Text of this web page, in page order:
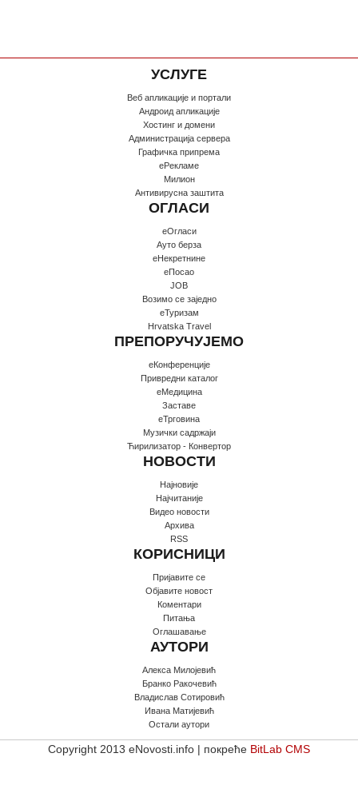
УСЛУГЕ
Веб апликације и портали
Андроид апликације
Хостинг и домени
Администрација сервера
Графичка припрема
еРекламе
Милион
Антивирусна заштита
ОГЛАСИ
еОгласи
Ауто берза
еНекретнине
еПосао
JOB
Возимо се заједно
еТуризам
Hrvatska Travel
ПРЕПОРУЧУЈЕМО
еКонференције
Привредни каталог
еМедицина
Заставе
еТрговина
Музички садржаји
Ћирилизатор - Конвертор
НОВОСТИ
Најновије
Најчитаније
Видео новости
Архива
RSS
КОРИСНИЦИ
Пријавите се
Oбјавите новост
Коментари
Питања
Оглашавање
АУТОРИ
Алекса Милојевић
Бранко Ракочевић
Владислав Сотировић
Ивана Матијевић
Остали аутори
Copyright 2013 eNovosti.info | покреће BitLab CMS